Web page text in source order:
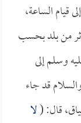
قيام الساعة،
من بلد بحسب
وسلم إلى
قد جاء
قال: (لا